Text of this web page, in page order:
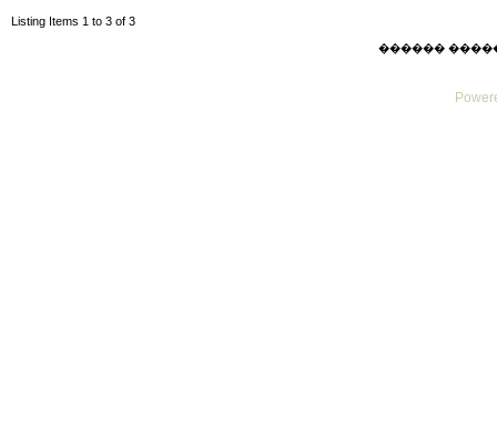
Listing Items 1 to 3 of 3
������ ������